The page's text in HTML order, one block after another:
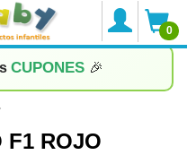
0
CUPONES 🎉
F1 ROJO